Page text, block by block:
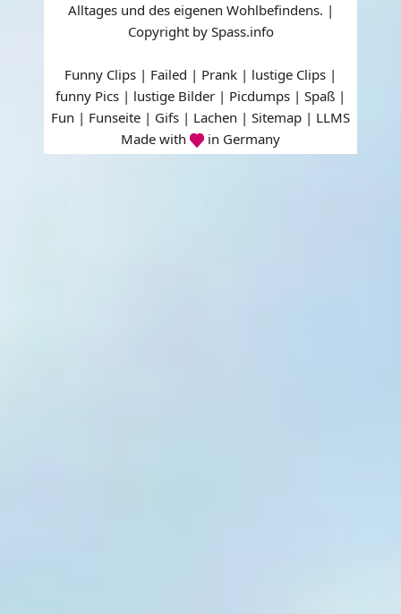
Alltages und des eigenen Wohlbefindens. |
Copyright by Spass.info
Funny Clips | Failed | Prank | lustige Clips |
funny Pics | lustige Bilder | Picdumps | Spaß |
Fun | Funseite | Gifs | Lachen | Sitemap | LLMS
Made with
in Germany